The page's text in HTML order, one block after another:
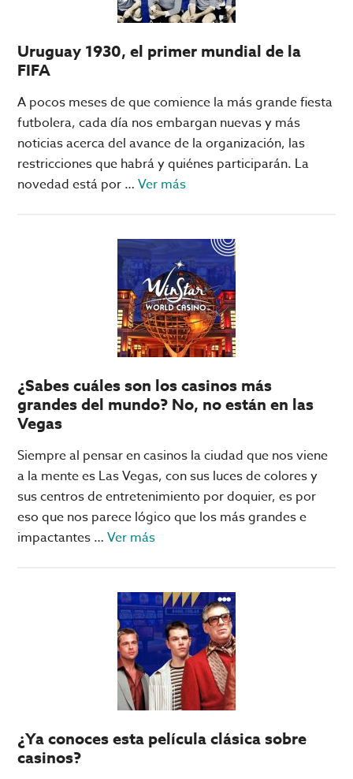
Uruguay 1930, el primer mundial de la
FIFA
A pocos meses de que comience la más grande fiesta
futbolera, cada día nos embargan nuevas y más
noticias acerca del avance de la organización, las
restricciones que habrá y quiénes participarán. La
novedad está por …Ver másacerca
1930,
el
primer
mundial
de
la
¿Sabes cuáles son los casinos más
grandes del mundo? No, no están en las
Vegas
Siempre al pensar en casinos la ciudad que nos viene
a la mente es Las Vegas, con sus luces de colores y
sus centros de entretenimiento por doquier, es por
eso que nos parece lógico que los más grandes e
impactantes …Ver másacerca
cuáles
son
los
casinos
más
grandes
mundo?
¿Ya conoces esta película clásica sobre
casinos?